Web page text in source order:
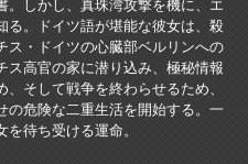
。しかし、真珠湾攻撃を機に、エ
る。ドイツ語が堪能な彼女は、殺
ス・ドイツの心臓部ベルリンへの
ス高官の家に潜り込み、極秘情報
そして戦争を終わらせるため、
の危険な二重生活を開始する。一
待ち受ける運命。